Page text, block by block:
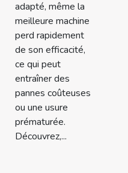
adapté, même la
meilleure machine
perd rapidement
de son efficacité,
ce qui peut
entraîner des
pannes coûteuses
ou une usure
prématurée.
Découvrez,...